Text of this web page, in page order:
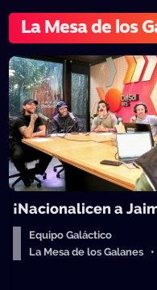
La Mesa de los
¡Nacionalicen a
Equipo Galáctico
La Mesa de los Galanes